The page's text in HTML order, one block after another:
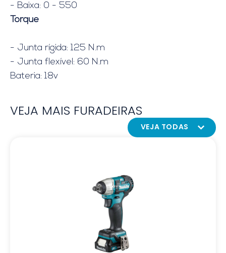
- Baixa: 0 - 550
Torque
- Junta rígida: 125 N.m
- Junta flexível: 60 N.m
Bateria: 18v
VEJA MAIS FURADEIRAS
VEJA TODAS